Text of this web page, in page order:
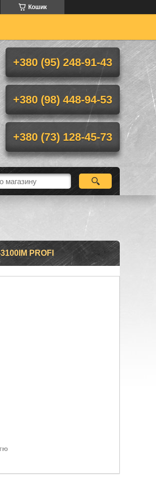
Кошик
+380 (95) 248-91-43
+380 (98) 448-94-53
+380 (73) 128-45-73
PROFI